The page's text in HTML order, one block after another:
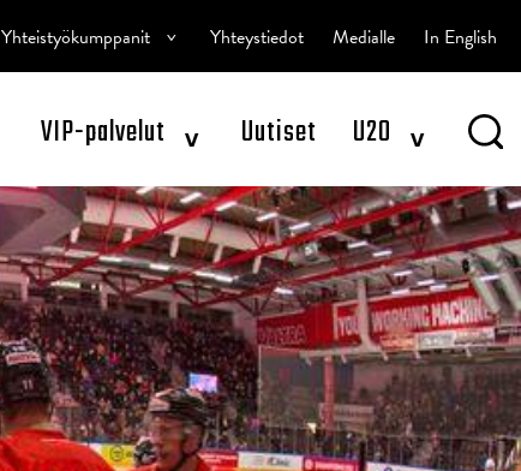
VIP-palvelut ^ Uutiset U20 ^
Yhteistyökumppanit ^ Yhteystiedot Medialle In English